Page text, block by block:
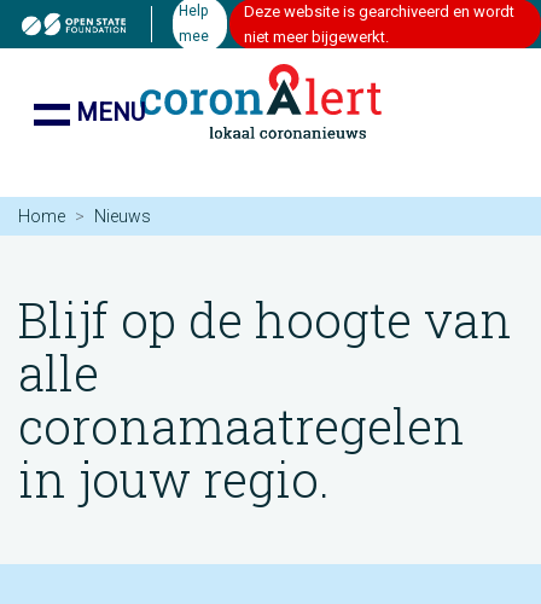
Help
mee
Deze website is gearchiveerd en wordt
niet meer bijgewerkt.
MENU
Home Nieuws
Blijf op de hoogte van
alle
coronamaatregelen
in jouw regio.